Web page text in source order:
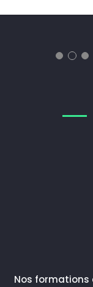
Nos formations